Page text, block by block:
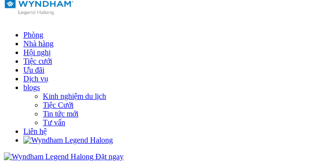
Phòng
Nhà hàng
Hội nghị
Tiệc cưới
Ưu đãi
Dịch vụ
blogs
Kinh nghiệm du lịch
Tiệc Cưới
Tin tức mới
Tư vấn
Liên hệ
Đặt ngay